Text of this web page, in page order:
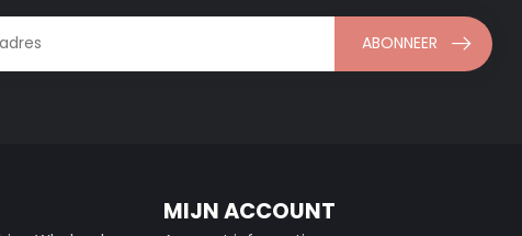
ABONNEER
MIJN ACCOUNT